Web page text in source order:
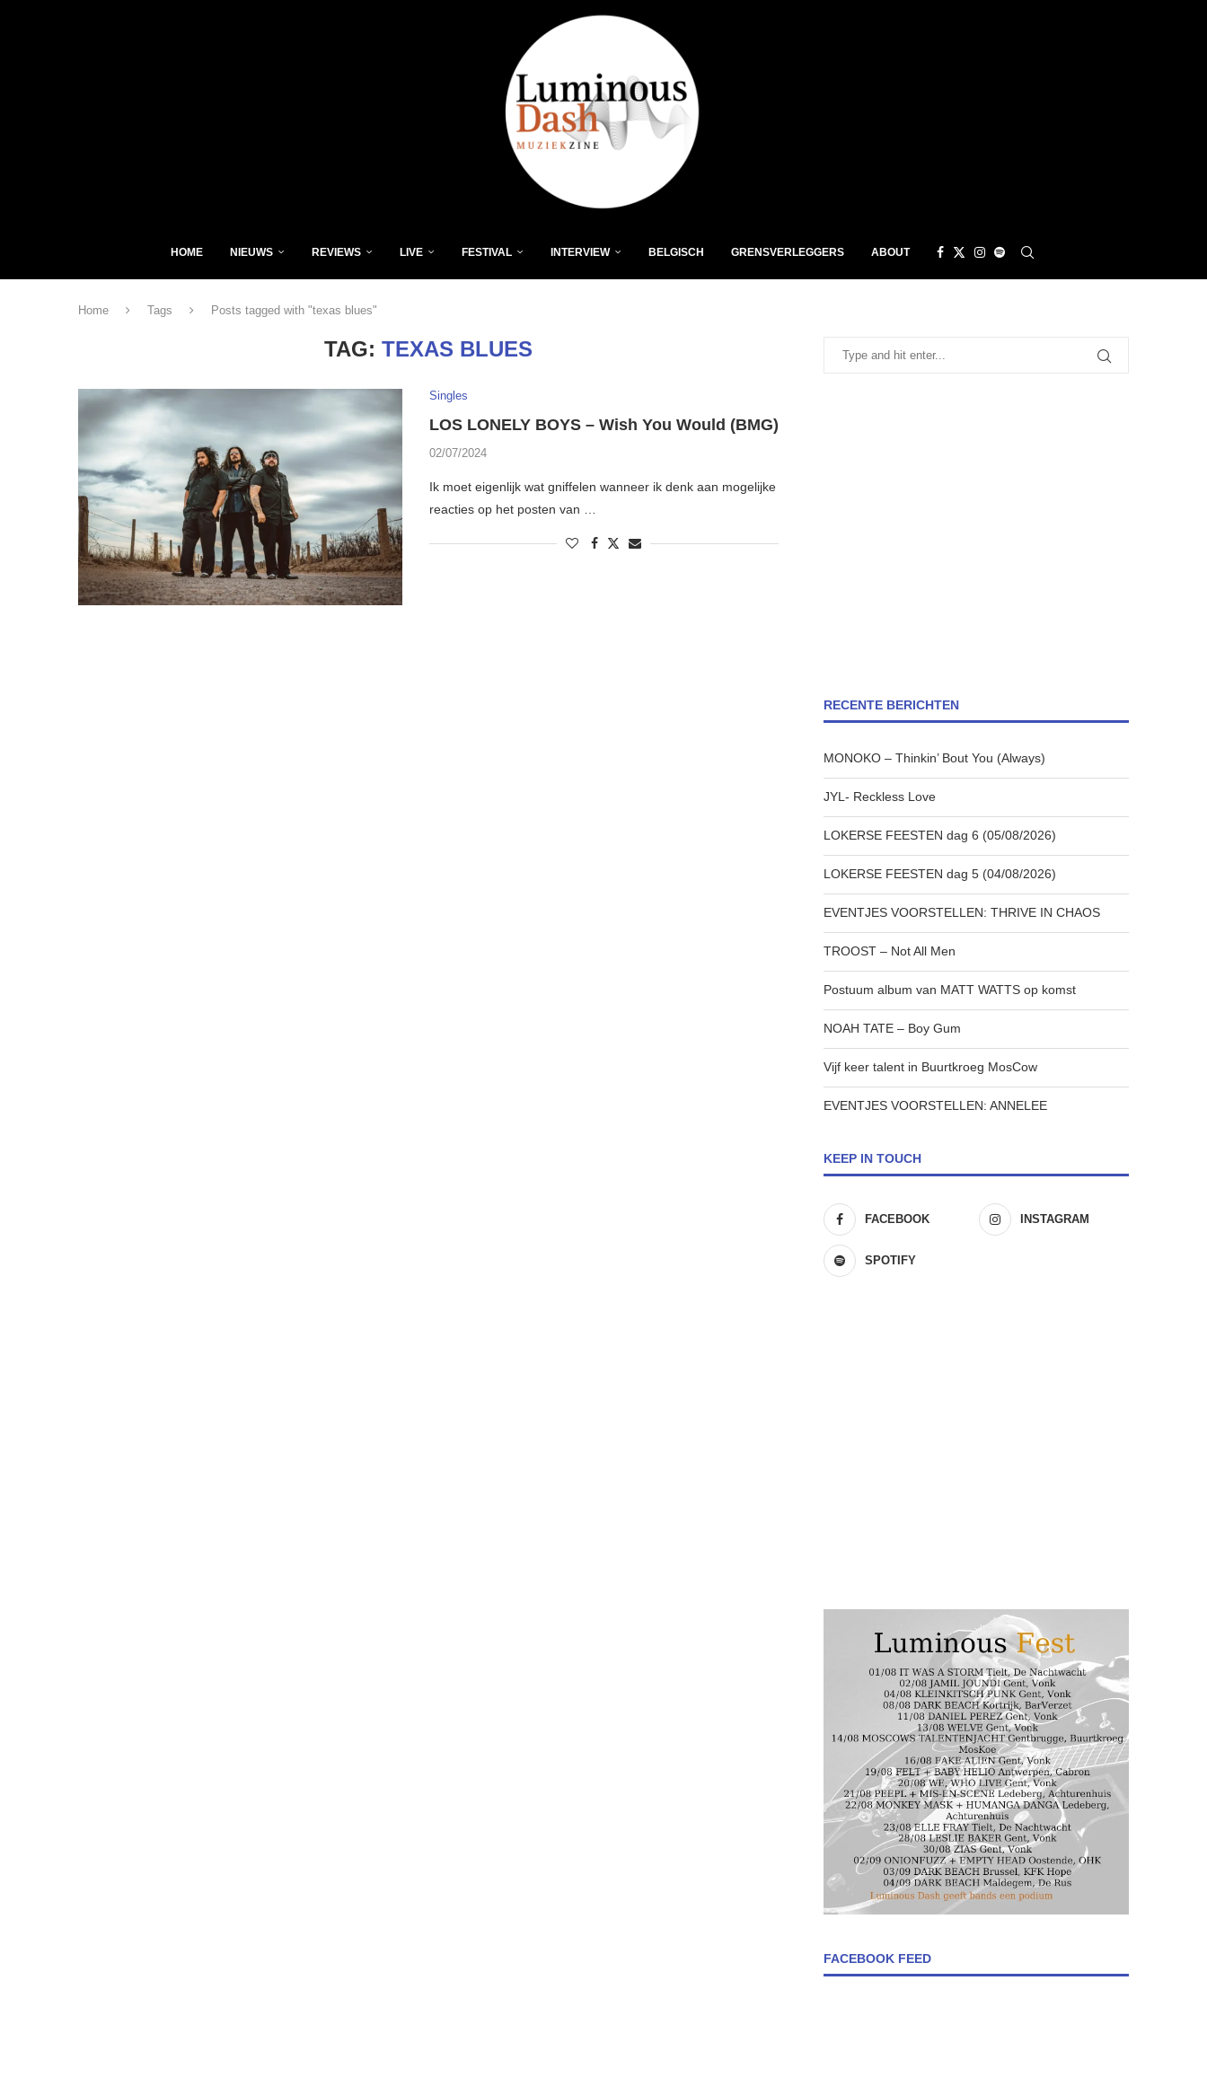
HOME NIEUWS REVIEWS LIVE FESTIVAL INTERVIEW BELGISCH GRENSVERLEGGERS ABOUT
Home Tags Posts tagged with "texas blues"
TAG: TEXAS BLUES
Singles
LOS LONELY BOYS – Wish You Would (BMG)
02/07/2024
Ik moet eigenlijk wat gniffelen wanneer ik denk aan mogelijke
reacties op het posten van …
RECENTE BERICHTEN
MONOKO – Thinkin’ Bout You (Always)
JYL- Reckless Love
LOKERSE FEESTEN dag 6 (05/08/2026)
LOKERSE FEESTEN dag 5 (04/08/2026)
EVENTJES VOORSTELLEN: THRIVE IN CHAOS
TROOST – Not All Men
Postuum album van MATT WATTS op komst
NOAH TATE – Boy Gum
Vijf keer talent in Buurtkroeg MosCow
EVENTJES VOORSTELLEN: ANNELEE
KEEP IN TOUCH
FACEBOOK INSTAGRAM
SPOTIFY
FACEBOOK FEED